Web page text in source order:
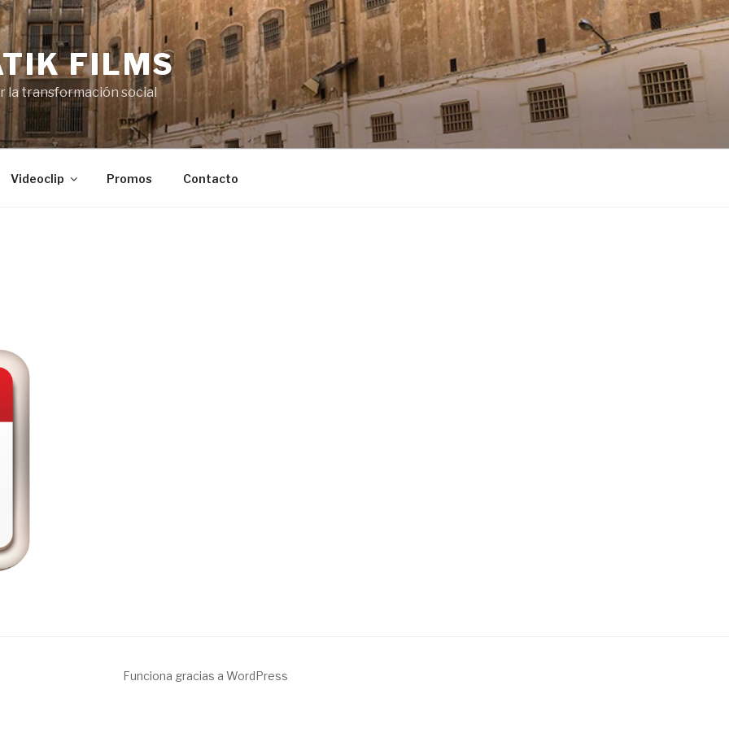
FILMS
la transformación social
Videoclip Promos Contacto
Funciona gracias a WordPress